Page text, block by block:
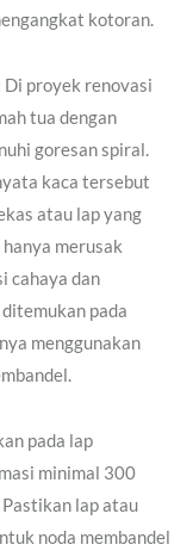
kotoran.
Di proyek renovasi
tua dengan
goresan spiral.
kaca tersebut
atau lap yang
merusak
cahaya dan
pada
menggunakan
pada lap
minimal 300
lap atau
noda membandel